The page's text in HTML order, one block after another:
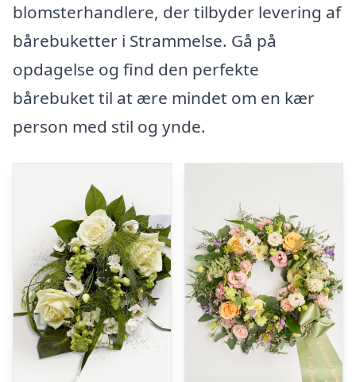
blomsterhandlere, der tilbyder levering af
bårebuketter i Strammelse. Gå på
opdagelse og find den perfekte
bårebuket til at ære mindet om en kær
person med stil og ynde.